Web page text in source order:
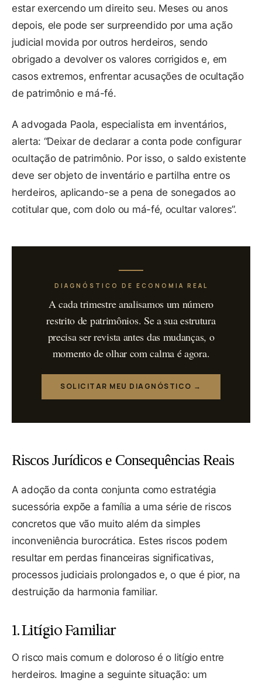
estar exercendo um direito seu. Meses ou anos
depois, ele pode ser surpreendido por uma ação
judicial movida por outros herdeiros, sendo
obrigado a devolver os valores corrigidos e, em
casos extremos, enfrentar acusações de ocultação
de patrimônio e má-fé.
A advogada Paola, especialista em inventários,
alerta: “Deixar de declarar a conta pode configurar
ocultação de patrimônio. Por isso, o saldo existente
deve ser objeto de inventário e partilha entre os
herdeiros, aplicando-se a pena de sonegados ao
cotitular que, com dolo ou má-fé, ocultar valores”.
DIAGNÓSTICO DE ECONOMIA REAL
A cada trimestre analisamos um número
restrito de patrimônios. Se a sua estrutura
precisa ser revista antes das mudanças, o
momento de olhar com calma é agora.
SOLICITAR MEU DIAGNÓSTICO →
Riscos Jurídicos e Consequências Reais
A adoção da conta conjunta como estratégia
sucessória expõe a família a uma série de riscos
concretos que vão muito além da simples
inconveniência burocrática. Estes riscos podem
resultar em perdas financeiras significativas,
processos judiciais prolongados e, o que é pior, na
destruição da harmonia familiar.
1. Litígio Familiar
O risco mais comum e doloroso é o litígio entre
herdeiros. Imagine a seguinte situação: um